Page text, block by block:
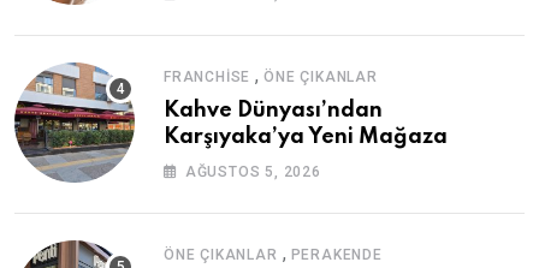
FRANCHISE ,ÖNE ÇIKANLAR
Kahve Dünyası’ndan
Karşıyaka’ya Yeni Mağaza
AĞUSTOS 5, 2026
ÖNE ÇIKANLAR , PERAKENDE